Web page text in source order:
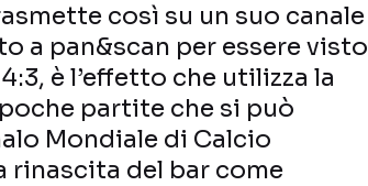
così su un suo canale
a pan&scan per essere visto
è l’effetto che utilizza la
partite che si può
Mondiale di Calcio
rinascita del bar come